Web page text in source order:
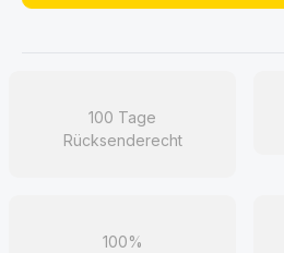
100 Tage
Rücksenderecht
100%